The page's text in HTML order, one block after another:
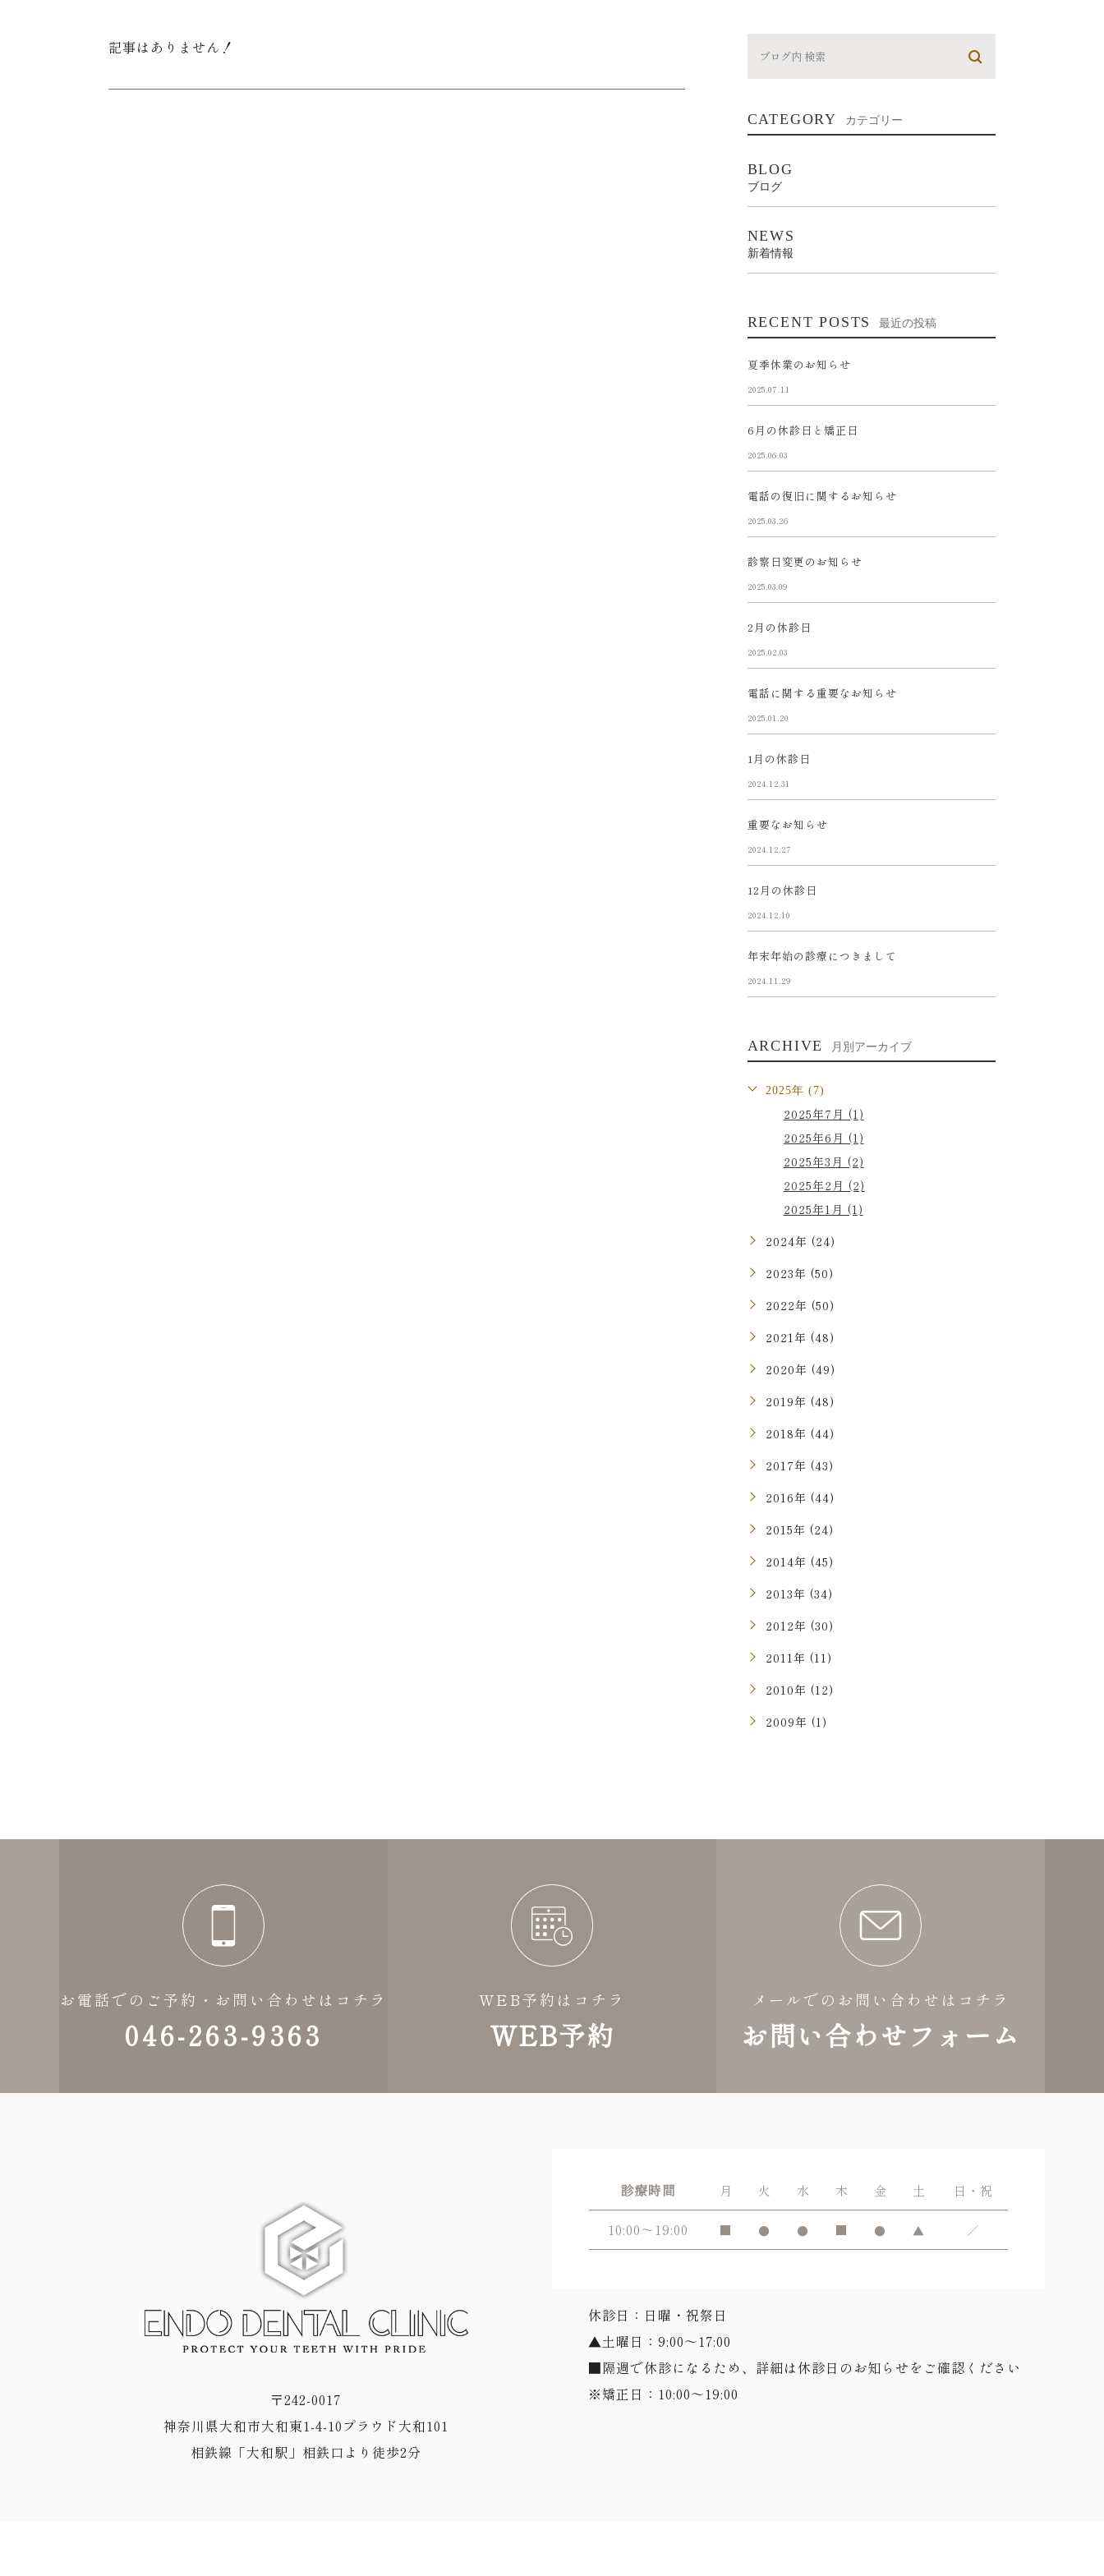
記事はありません！
CATEGORY カテゴリー
BLOG
ブログ
NEWS
新着情報
RECENT POSTS 最近の投稿
夏季休業のお知らせ
2025.07.11
6月の休診日と矯正日
2025.06.03
電話の復旧に関するお知らせ
2025.03.26
診察日変更のお知らせ
2025.03.09
2月の休診日
2025.02.03
電話に関する重要なお知らせ
2025.01.20
1月の休診日
2024.12.31
重要なお知らせ
2024.12.27
12月の休診日
2024.12.10
年末年始の診療につきまして
2024.11.29
ARCHIVE 月別アーカイブ
2025年 (7)
2025年7月 (1)
2025年6月 (1)
2025年3月 (2)
2025年2月 (2)
2025年1月 (1)
2024年 (24)
2023年 (50)
2022年 (50)
2021年 (48)
2020年 (49)
2019年 (48)
2018年 (44)
2017年 (43)
2016年 (44)
2015年 (24)
2014年 (45)
2013年 (34)
2012年 (30)
2011年 (11)
2010年 (12)
2009年 (1)
お電話でのご予約・お問い合わせはコチラ
046-263-9363
WEB予約はコチラ
WEB予約
メールでのお問い合わせはコチラ
お問い合わせフォーム
〒242-0017
神奈川県大和市大和東1-4-10プラウド大和101
相鉄線「大和駅」相鉄口より徒歩2分
診療時間 月 火 水 木 金 土 日・祝
10:00～19:00 ■ ● ● ■ ● ▲ ／
休診日：日曜・祝祭日
▲土曜日：9:00～17:00
■隔週で休診になるため、詳細は休診日のお知らせをご確認ください
※矯正日：10:00～19:00